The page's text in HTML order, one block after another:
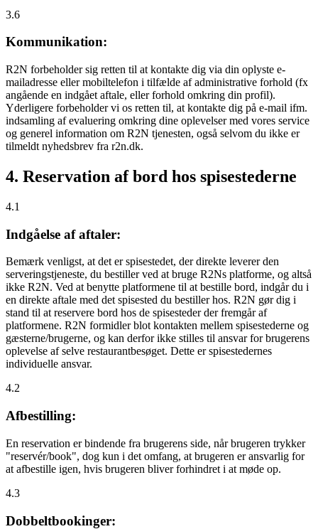
3.6
Kommunikation:
R2N forbeholder sig retten til at kontakte dig via din oplyste e-
mailadresse eller mobiltelefon i tilfælde af administrative forhold (fx
angående en indgået aftale, eller forhold omkring din profil).
Yderligere forbeholder vi os retten til, at kontakte dig på e-mail ifm.
indsamling af evaluering omkring dine oplevelser med vores service
og generel information om R2N tjenesten, også selvom du ikke er
tilmeldt nyhedsbrev fra r2n.dk.
4. Reservation af bord hos spisestederne
4.1
Indgåelse af aftaler:
Bemærk venligst, at det er spisestedet, der direkte leverer den
serveringstjeneste, du bestiller ved at bruge R2Ns platforme, og altså
ikke R2N. Ved at benytte platformene til at bestille bord, indgår du i
en direkte aftale med det spisested du bestiller hos. R2N gør dig i
stand til at reservere bord hos de spisesteder der fremgår af
platformene. R2N formidler blot kontakten mellem spisestederne og
gæsterne/brugerne, og kan derfor ikke stilles til ansvar for brugerens
oplevelse af selve restaurantbesøget. Dette er spisestedernes
individuelle ansvar.
4.2
Afbestilling:
En reservation er bindende fra brugerens side, når brugeren trykker
"reservér/book", dog kun i det omfang, at brugeren er ansvarlig for
at afbestille igen, hvis brugeren bliver forhindret i at møde op.
4.3
Dobbeltbookinger: